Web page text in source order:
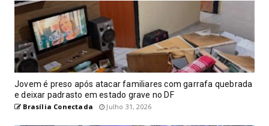
Jovem é preso após atacar familiares com garrafa quebrada
e deixar padrasto em estado grave no DF
Brasília Conectada Julho 31, 2026